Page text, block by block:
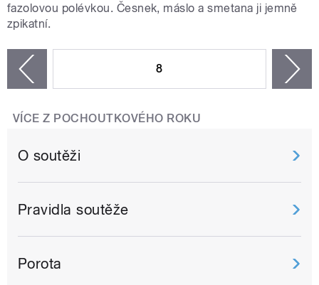
fazolovou polévkou. Česnek, máslo a smetana ji jemně
zpikatní.
8
VÍCE Z POCHOUTKOVÉHO ROKU
O soutěži
Pravidla soutěže
Porota